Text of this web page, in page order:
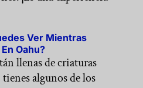
Ver Mientras
Oahu?
llenas de criaturas
algunos de los